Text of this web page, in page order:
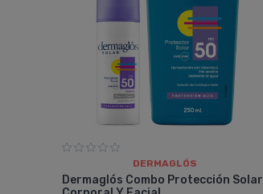
DERMAGLÓS
Dermaglós Combo Protección Solar